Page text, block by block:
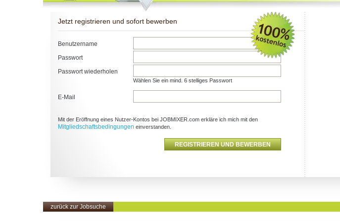
Jetzt registrieren und sofort bewerben
Benutzername
Passwort
Passwort wiederholen
Wählen Sie ein mind. 6 stelliges Passwort
E-Mail
Mit der Eröffnung eines Nutzer-Kontos bei JOBMIXER.com erkläre ich mich mit den
Mitgliedschaftsbedingungen einverstanden.
zurück zur Jobsuche